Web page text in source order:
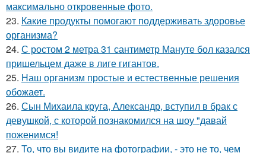
максимально откровенные фото.
23. Какие продукты помогают поддерживать здоровье
организма?
24. С ростом 2 метра 31 сантиметр Мануте бол казался
пришельцем даже в лиге гигантов.
25. Наш организм простые и естественные решения
обожает.
26. Сын Михаила круга, Александр, вступил в брак с
девушкой, с которой познакомился на шоу "давай
поженимся!
27. То, что вы видите на фотографии, - это не то, чем